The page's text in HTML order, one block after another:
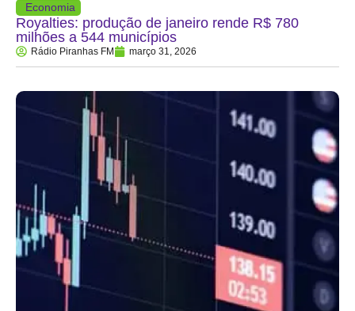
Economia
Royalties: produção de janeiro rende R$ 780
milhões a 544 municípios
Rádio Piranhas FM março 31, 2026